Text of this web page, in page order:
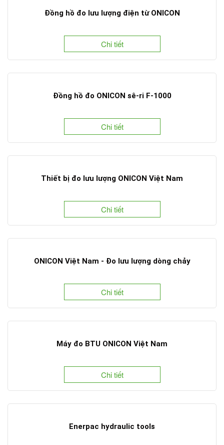
Đồng hồ đo lưu lượng điện từ ONICON
Chi tiết
Đồng hồ đo ONICON sê-ri F-1000
Chi tiết
Thiết bị đo lưu lượng ONICON Việt Nam
Chi tiết
ONICON Việt Nam - Đo lưu lượng dòng chảy
Chi tiết
Máy đo BTU ONICON Việt Nam
Chi tiết
Enerpac hydraulic tools